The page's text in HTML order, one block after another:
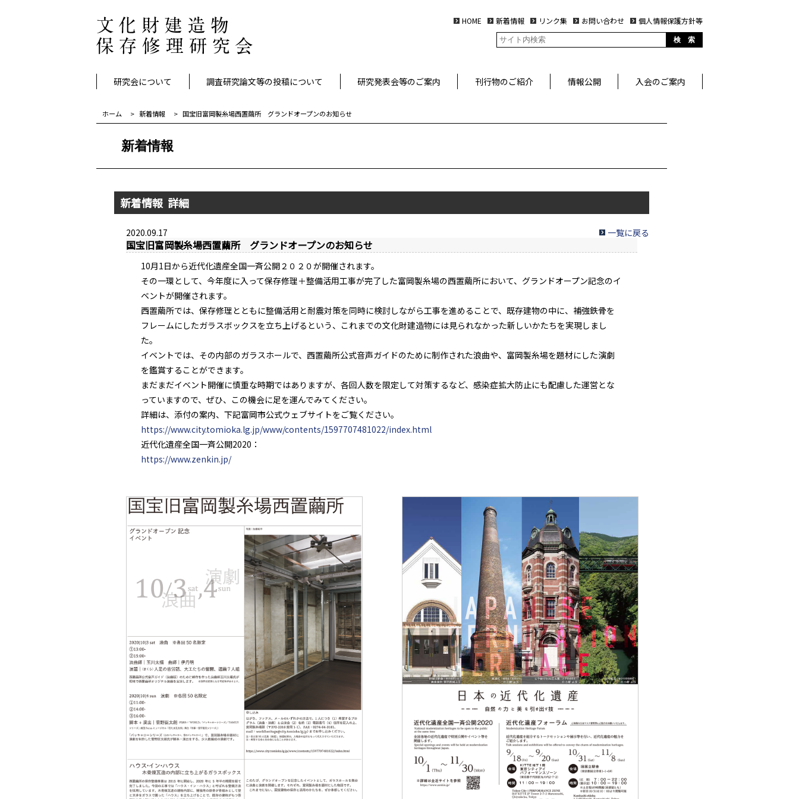
HOME 新着情報 リンク集 お問い合わせ 個人情報保護方針等
検 索
研究会について 調査研究論文等の投稿について 研究発表会等のご案内 刊行物のご紹介 情報公開 入会のご案内
ホーム 新着情報 国宝旧富岡製糸場西置繭所 グランドオープンのお知らせ
新着情報
新着情報 詳細
一覧に戻る
2020.09.17
国宝旧富岡製糸場西置繭所 グランドオープンのお知らせ
10月1日から近代化遺産全国一斉公開２０２０が開催されます。
その一環として、今年度に入って保存修理＋整備活用工事が完了した富岡製糸場の西置繭所において、グランドオープン記念のイ
ベントが開催されます。
西置繭所では、保存修理とともに整備活用と耐震対策を同時に検討しながら工事を進めることで、既存建物の中に、補強鉄骨を
フレームにしたガラスボックスを立ち上げるという、これまでの文化財建造物には見られなかった新しいかたちを実現しまし
た。
イベントでは、その内部のガラスホールで、西置繭所公式音声ガイドのために制作された浪曲や、富岡製糸場を題材にした演劇
を鑑賞することができます。
まだまだイベント開催に慎重な時期ではありますが、各回人数を限定して対策するなど、感染症拡大防止にも配慮した運営とな
っていますので、ぜひ、この機会に足を運んでみてください。
詳細は、添付の案内、下記富岡市公式ウェブサイトをご覧ください。
https://www.city.tomioka.lg.jp/www/contents/1597707481022/index.html
近代化遺産全国一斉公開2020：
https://www.zenkin.jp/